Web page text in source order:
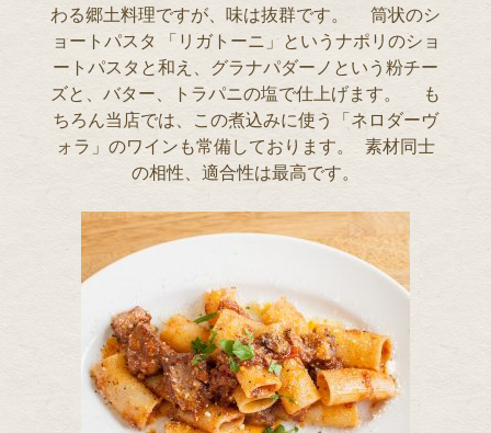
わる郷土料理ですが、味は抜群です。 筒状のシ
ョートパスタ 「リガトーニ」というナポリのショ
ートパスタと和え、グラナパダーノという粉チー
ズと、バター、トラパニの塩で仕上げます。 も
ちろん当店では、この煮込みに使う「ネロダーヴ
ォラ」のワインも常備しております。 素材同士
の相性、適合性は最高です。